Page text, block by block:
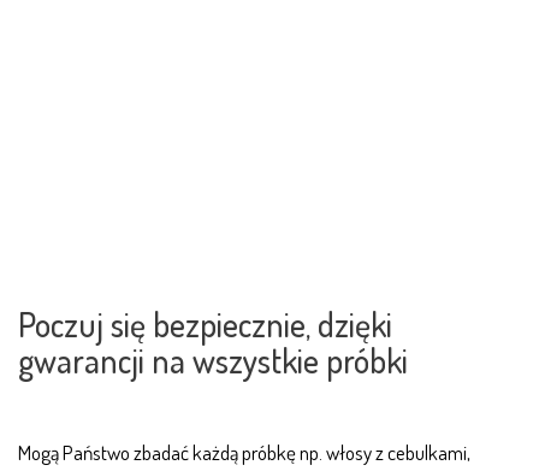
Poczuj się bezpiecznie, dzięki
gwarancji na wszystkie próbki
Mogą Państwo zbadać każdą próbkę np. włosy z cebulkami,